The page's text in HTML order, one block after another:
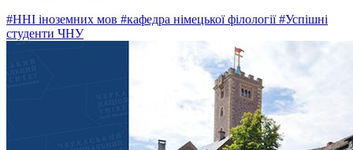
#ННІ іноземних мов #кафедра німецької філології#Успішні
студенти ЧНУ